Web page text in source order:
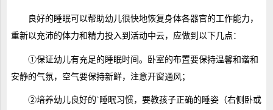
良好的睡眠可以帮助幼儿很快地恢复身体各器官的工作能力，
重新以充沛的体力和精力投入到活动中云，应做到以下几点：
①保证幼儿有充足的睡眠时间。卧室的布置要保持温馨和谐和
安静的气氛，空气要保持新鲜，注意开窗通风；
②培养幼儿良好的`睡眠习惯，要教孩子正确的睡姿（右侧卧或